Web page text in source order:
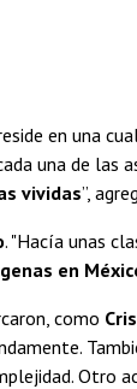
en una
una de las
vividas”,
. "Hacía unas
en
como
Otro